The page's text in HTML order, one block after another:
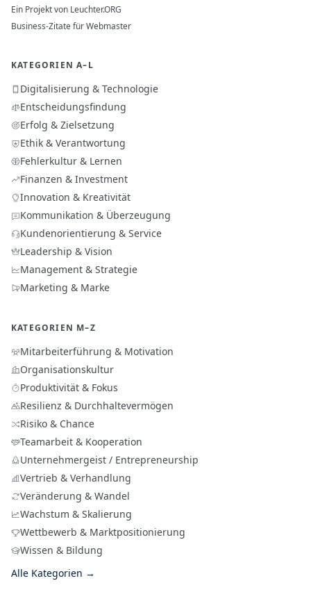
Ein Projekt von Leuchter.ORG
Business-Zitate für Webmaster
KATEGORIEN A–L
Digitalisierung & Technologie
Entscheidungsfindung
Erfolg & Zielsetzung
Ethik & Verantwortung
Fehlerkultur & Lernen
Finanzen & Investment
Innovation & Kreativität
Kommunikation & Überzeugung
Kundenorientierung & Service
Leadership & Vision
Management & Strategie
Marketing & Marke
KATEGORIEN M–Z
Mitarbeiterführung & Motivation
Organisationskultur
Produktivität & Fokus
Resilienz & Durchhaltevermögen
Risiko & Chance
Teamarbeit & Kooperation
Unternehmergeist / Entrepreneurship
Vertrieb & Verhandlung
Veränderung & Wandel
Wachstum & Skalierung
Wettbewerb & Marktpositionierung
Wissen & Bildung
Alle Kategorien →